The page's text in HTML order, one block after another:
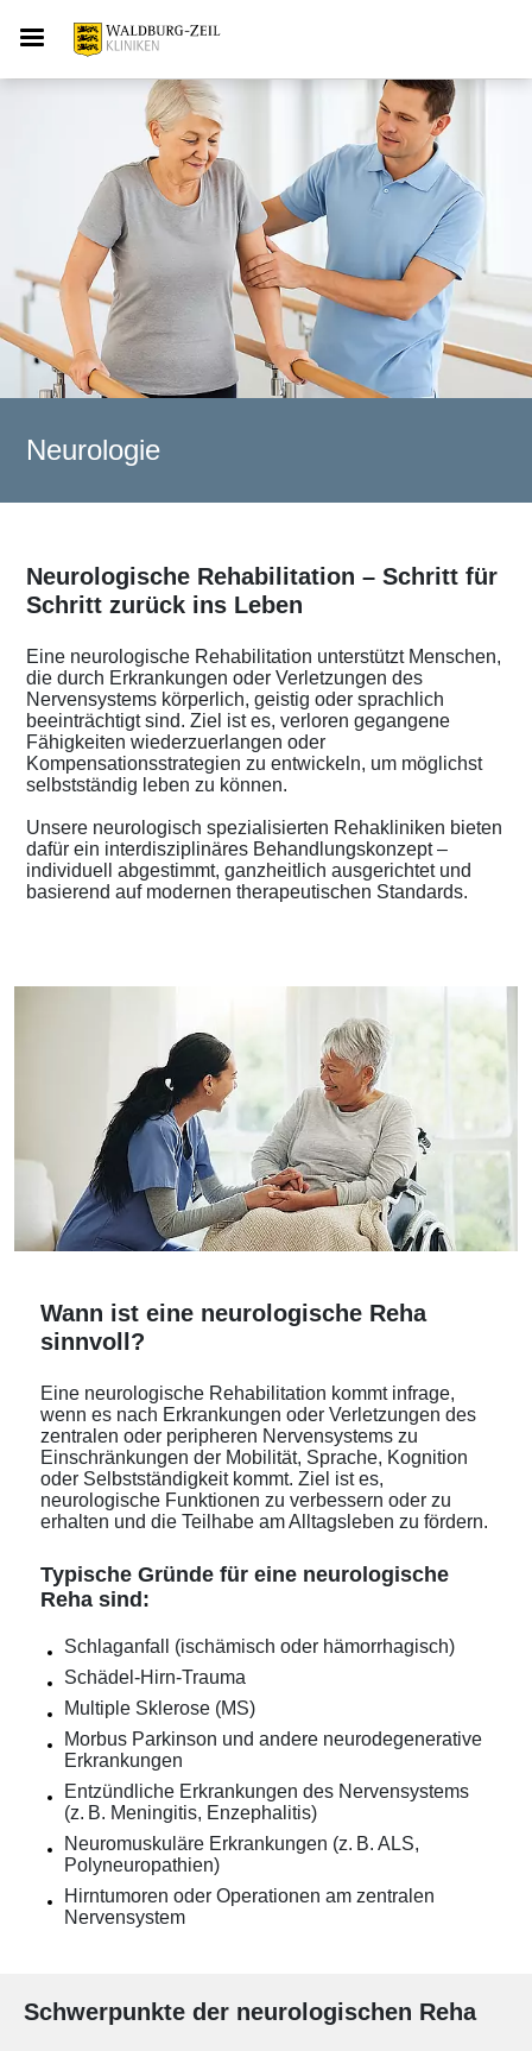
Neurologie
Neurologische Rehabilitation – Schritt für
Schritt zurück ins Leben
Eine neurologische Rehabilitation unterstützt Menschen,
die durch Erkrankungen oder Verletzungen des
Nervensystems körperlich, geistig oder sprachlich
beeinträchtigt sind. Ziel ist es, verloren gegangene
Fähigkeiten wiederzuerlangen oder
Kompensationsstrategien zu entwickeln, um möglichst
selbstständig leben zu können.
Unsere neurologisch spezialisierten Rehakliniken bieten
dafür ein interdisziplinäres Behandlungskonzept –
individuell abgestimmt, ganzheitlich ausgerichtet und
basierend auf modernen therapeutischen Standards.
Wann ist eine neurologische Reha
sinnvoll?
Eine neurologische Rehabilitation kommt infrage,
wenn es nach Erkrankungen oder Verletzungen des
zentralen oder peripheren Nervensystems zu
Einschränkungen der Mobilität, Sprache, Kognition
oder Selbstständigkeit kommt. Ziel ist es,
neurologische Funktionen zu verbessern oder zu
erhalten und die Teilhabe am Alltagsleben zu fördern.
Typische Gründe für eine neurologische
Reha sind:
Schlaganfall (ischämisch oder hämorrhagisch)
Schädel-Hirn-Trauma
Multiple Sklerose (MS)
Morbus Parkinson und andere neurodegenerative
Erkrankungen
Entzündliche Erkrankungen des Nervensystems
(z. B. Meningitis, Enzephalitis)
Neuromuskuläre Erkrankungen (z. B. ALS,
Polyneuropathien)
Hirntumoren oder Operationen am zentralen
Nervensystem
Schwerpunkte der neurologischen Reha